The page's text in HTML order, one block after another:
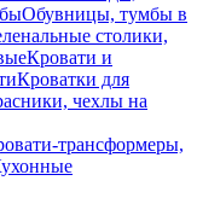
Обувницы, тумбы в
столики,
Кровати и
Кроватки для
чехлы на
трансформеры,